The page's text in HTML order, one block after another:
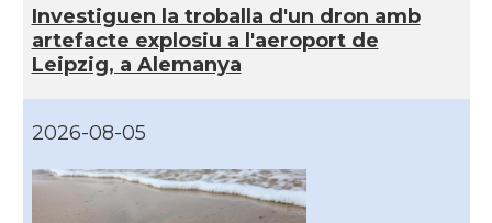
Investiguen la troballa d'un dron amb
artefacte explosiu a l'aeroport de
Leipzig, a Alemanya
2026-08-05